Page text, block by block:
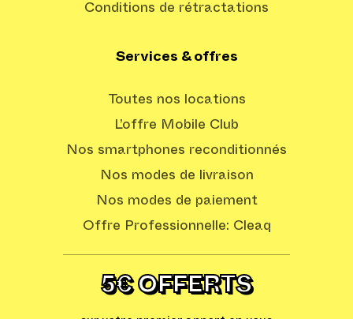
Conditions de rétractations
Services & offres
Toutes nos locations
L’offre Mobile Club
Nos smartphones reconditionnés
Nos modes de livraison
Nos modes de paiement
Offre Professionnelle: Cleaq
5€ OFFERTS